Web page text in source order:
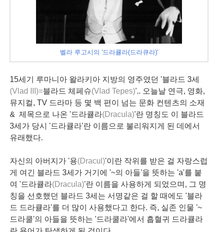
벨라 루고시의 '드라큘라(드라큐라)'
15세기 루마니아 왈라키아 지방의 영주였던 '블라드 3세
(Vlad III)=블라드 체페슈(Vlad Tepes)'.. 오늘날 연극, 영화,
뮤지컬, TV 드라마 등 몇 백 편이 넘는 문화 컨텐츠의 소재
& 제목으로 나온 '드라큘라(Dracula)'란 명칭도 이 블라드
3세가 당시 '드라큘라'란 이름으로 불리워지게 된 데에서
유래했다.
자신의 아버지가 '용(Dracul)'이란 작위를 받은 걸 자랑스럽
게 여긴 블라드 3세가 거기에 '~의 아들'을 뜻하는 'a'를 붙
여 '드라큘라(Dracula)'란 이름을 사용하게 되었으며, 그 명
칭을 선호했던 블라드 3세는 서명같은 걸 할 때에도 '블라
드 드라큘라'를 더 많이 사용했다고 한다. 즉, 실존 인물 '~
드라쿨'의 아들을 뜻하는 '드라쿨라'에서 흡혈귀 드라큘라